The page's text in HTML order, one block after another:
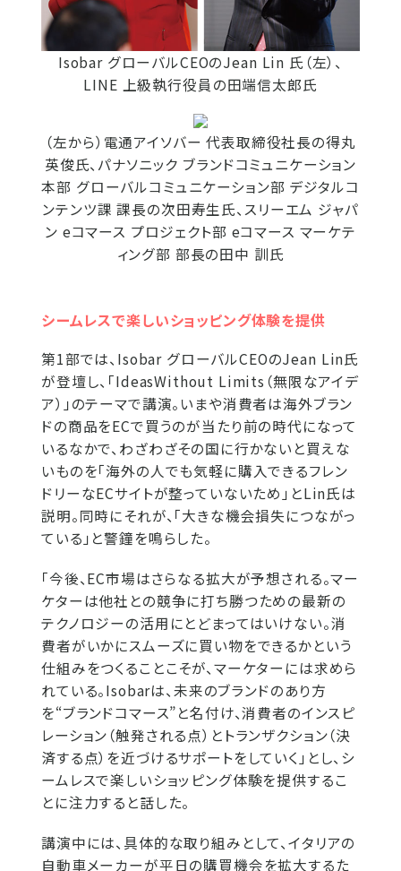
Isobar グローバルCEOのJean Lin 氏（左）、
LINE 上級執行役員の田端信太郎氏
（左から）電通アイソバー 代表取締役社長の得丸
英俊氏、パナソニック ブランドコミュニケーション
本部 グローバルコミュニケーション部 デジタルコ
ンテンツ課 課長の次田寿生氏、スリーエム ジャパ
ン eコマース プロジェクト部 eコマース マーケテ
ィング部 部長の田中 訓氏
シームレスで楽しいショッピング体験を提供
第1部では、Isobar グローバルCEOのJean Lin氏
が登壇し、「IdeasWithout Limits（無限なアイデ
ア）」のテーマで講演。いまや消費者は海外ブラン
ドの商品をECで買うのが当たり前の時代になって
いるなかで、わざわざその国に行かないと買えな
いものを「海外の人でも気軽に購入できるフレン
ドリーなECサイトが整っていないため」とLin氏は
説明。同時にそれが、「大きな機会損失につながっ
ている」と警鐘を鳴らした。
「今後、EC市場はさらなる拡大が予想される。マー
ケターは他社との競争に打ち勝つための最新の
テクノロジーの活用にとどまってはいけない。消
費者がいかにスムーズに買い物をできるかという
仕組みをつくることこそが、マーケターには求めら
れている。Isobarは、未来のブランドのあり方
を“ブランドコマース”と名付け、消費者のインスピ
レーション（触発される点）とトランザクション（決
済する点）を近づけるサポートをしていく」とし、シ
ームレスで楽しいショッピング体験を提供するこ
とに注力すると話した。
講演中には、具体的な取り組みとして、イタリアの
自動車メーカーが平日の購買機会を拡大するた